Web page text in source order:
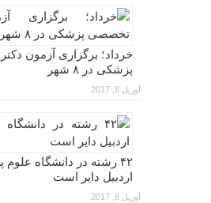
خرداد؛ برگزاری آزمون
پزشکی در ۸ شهر
آوریل 8, 2017
۴۲ رشته در دانشگاه
اردبیل دایر است
آوریل 8, 2017